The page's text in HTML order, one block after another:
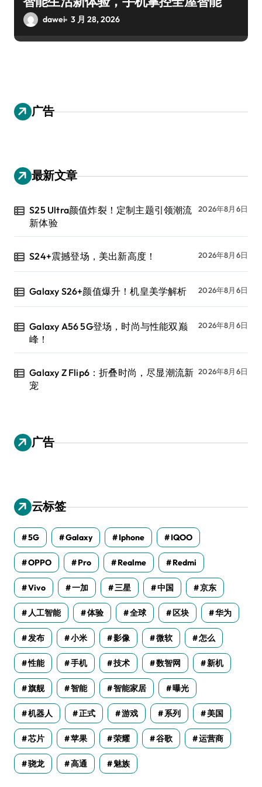
dawei 3 月 28, 2026
广告
最新文章
S25 Ultra颜值炸裂！定制主题引领潮流
新体验
2026年8月6日
S24+震撼登场，美出新高度！ 2026年8月6日
Galaxy S26+颜值爆升！机皇美学解析 2026年8月6日
Galaxy A56 5G登场，时尚与性能双巅
峰！
2026年8月6日
Galaxy Z Flip6：折叠时尚，尽显潮流新
宠
2026年8月6日
广告
云标签
5G Galaxy Iphone IQOO
OPPO Pro Realme Redmi
Vivo 一加 三星 中国 京东
人工智能 体验 全球 区块 华为
发布 小米 影像 微软 怎么
性能 手机 技术 数智网 新机
旗舰 智能 智能家居 曝光
机器人 正式 游戏 系列 美国
芯片 苹果 荣耀 谷歌 运营商
骁龙 高通 魅族